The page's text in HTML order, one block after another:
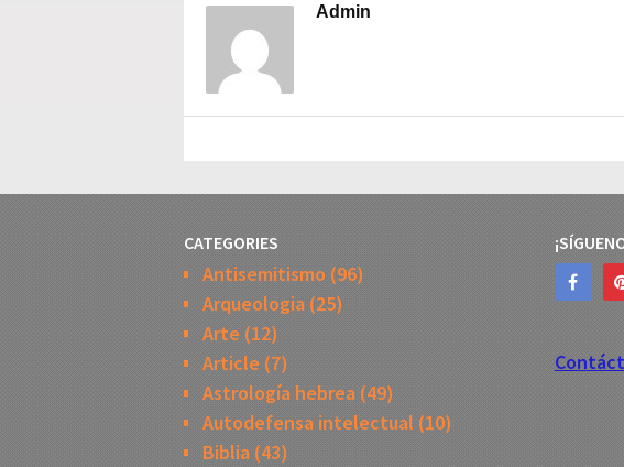
Admin
CATEGORIES
Antisemitismo (96)
Arqueologia (25)
Arte (12)
Article (7)
Astrología hebrea (49)
Autodefensa intelectual (10)
Biblia (43)